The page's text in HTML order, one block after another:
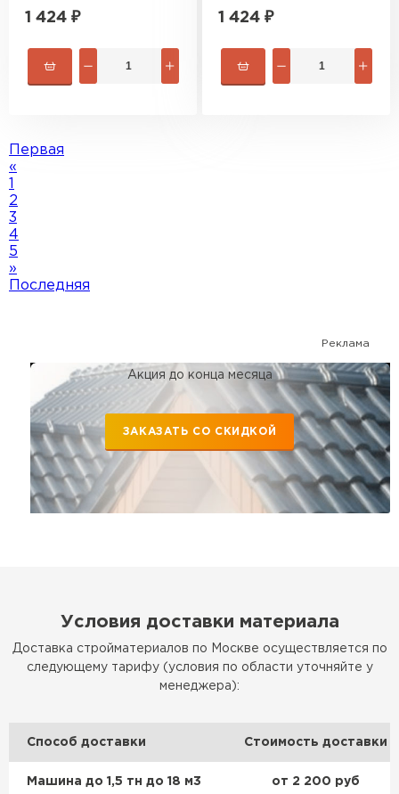
1 424 ₽ 1 424 ₽
Первая
«
2
3
4
5
»
Последняя
Реклама
Акция до конца месяца
ЗАКАЗАТЬ СО СКИДКОЙ
Условия доставки материала
Доставка стройматериалов по Москве осуществляется по
следующему тарифу (условия по области уточняйте у
менеджера):
Способ доставки Стоимость доставки
Машина до 1,5 тн до 18 м3
от 2 200 руб